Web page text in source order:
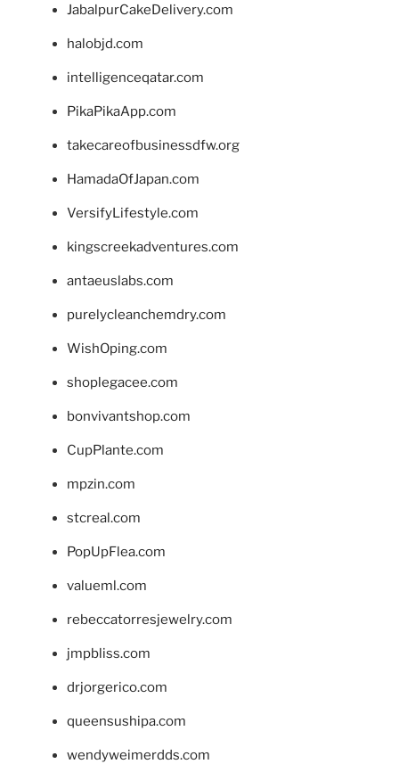
JabalpurCakeDelivery.com
halobjd.com
intelligenceqatar.com
PikaPikaApp.com
takecareofbusinessdfw.org
HamadaOfJapan.com
VersifyLifestyle.com
kingscreekadventures.com
antaeuslabs.com
purelycleanchemdry.com
WishOping.com
shoplegacee.com
bonvivantshop.com
CupPlante.com
mpzin.com
stcreal.com
PopUpFlea.com
valueml.com
rebeccatorresjewelry.com
jmpbliss.com
drjorgerico.com
queensushipa.com
wendyweimerdds.com